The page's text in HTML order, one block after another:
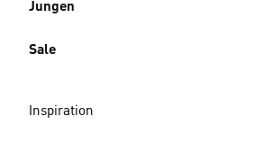
Jungen
Sale
Inspiration